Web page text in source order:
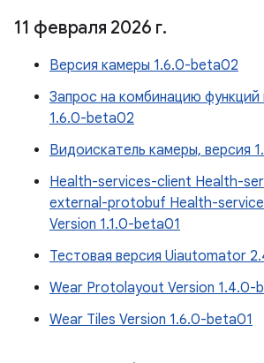
11 февраля 2026 г.
Версия камеры 1.6.0-beta02
Запрос на комбинацию функций
1.6.0-beta02
Видоискатель камеры, версия
Health-services-client Health-
external-protobuf Health-
Version 1.1.0-beta01
Тестовая версия Uiautomator
Wear Protolayout Version 1.4.0-
Wear Tiles Version 1.6.0-beta01